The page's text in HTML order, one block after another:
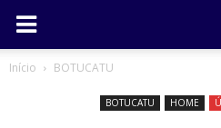
Início BOTUCATU
BOTUCATU HOME